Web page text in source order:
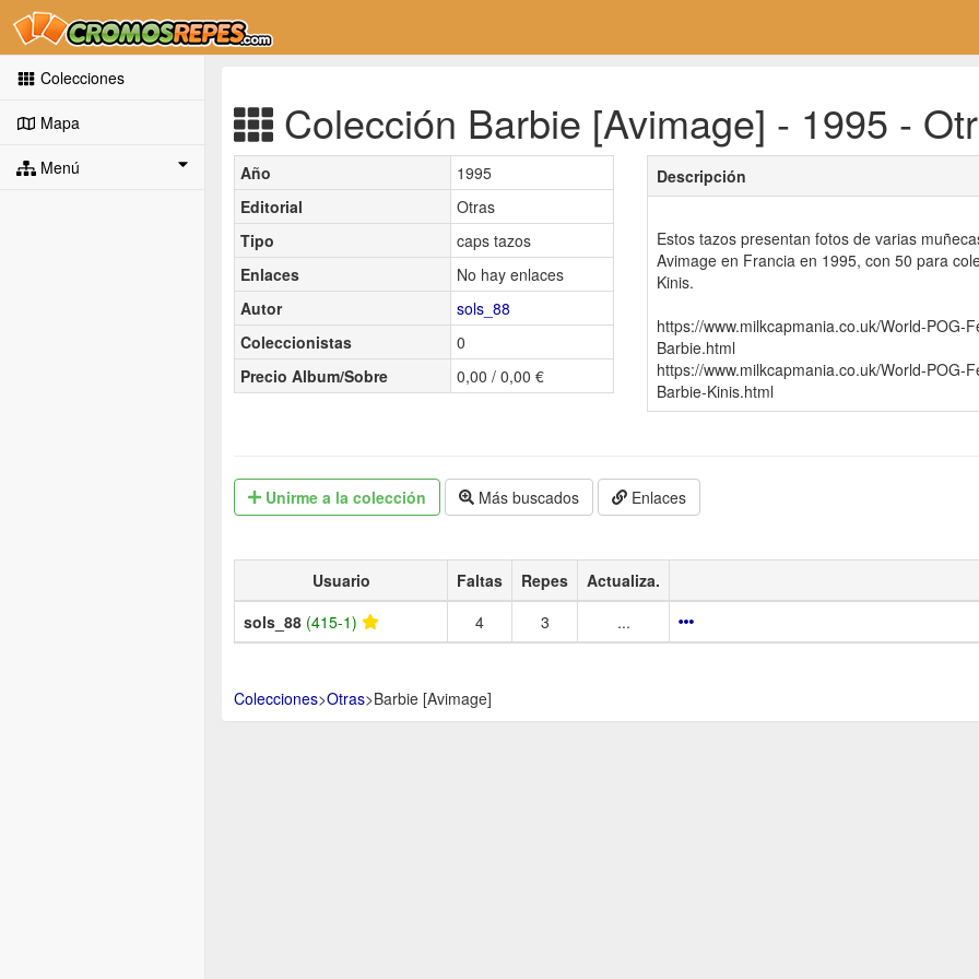
Colecciones
Mapa
Menú
Colección Barbie [Avimage] - 1995 -
Año
1995
Editorial
Otras
Tipo
caps tazos
Enlaces
No hay enlaces
Autor
sols_88
Coleccionistas
0
Precio Album/Sobre
0,00 / 0,00 €
Descripción
Estos tazos presentan fotos de varias
Avimage en Francia en 1995, con 50 para
Kinis.
https://www.milkcapmania.co.uk/World-POG-
Barbie.html
https://www.milkcapmania.co.uk/World-POG-
Barbie-Kinis.html
Unirme a la colección Más buscados Enlaces
Usuario Faltas Repes Actualiza.
sols_88 (415-1) 4 3 ...
Colecciones>Otras>Barbie [Avimage]